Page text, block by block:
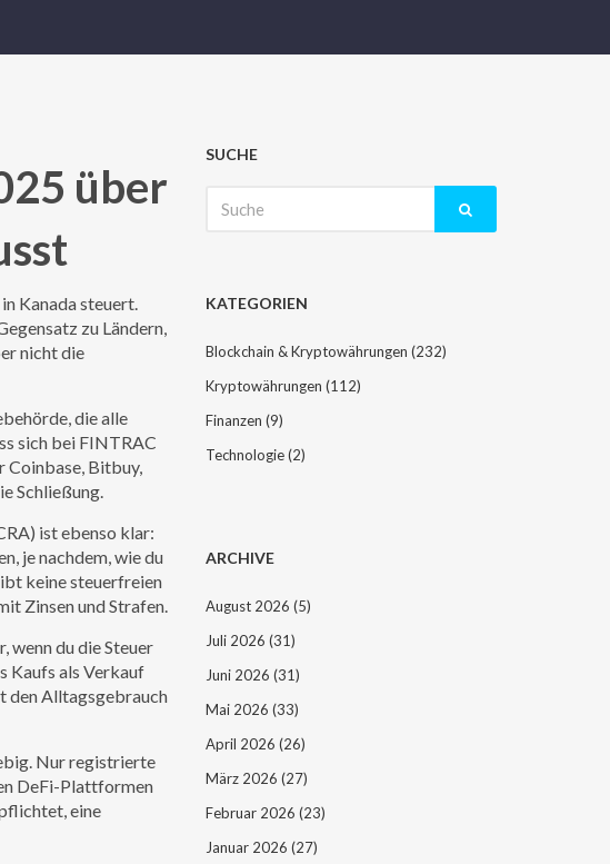
über
Kanada steuert.
zu Ländern,
nicht die
die alle
sich bei FINTRAC
Coinbase, Bitbuy,
Schließung.
ist ebenso klar:
je nachdem, wie du
keine steuerfreien
Zinsen und Strafen.
wenn du die Steuer
Kaufs als Verkauf
den Alltagsgebrauch
Nur registrierte
DeFi-Plattformen
eine
SUCHE
nach:
KATEGORIEN
Blockchain & Kryptowährungen (232)
Kryptowährungen (112)
Finanzen (9)
Technologie(2)
ARCHIVE
August 2026 (5)
Juli 2026 (31)
Juni 2026 (31)
Mai 2026 (33)
April 2026 (26)
März 2026 (27)
Februar 2026 (23)
Januar 2026 (27)